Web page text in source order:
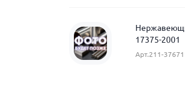
17375-2001
Арт.211-